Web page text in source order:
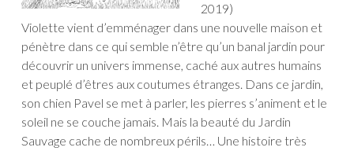
2019)
Violette vient d’emménager dans une nouvelle maison et
pénètre dans ce qui semble n’être qu’un banal jardin pour
découvrir un univers immense, caché aux autres humains
et peuplé d’êtres aux coutumes étranges. Dans ce jardin,
son chien Pavel se met à parler, les pierres s’animent et le
soleil ne se couche jamais. Mais la beauté du Jardin
Sauvage cache de nombreux périls… Une histoire très